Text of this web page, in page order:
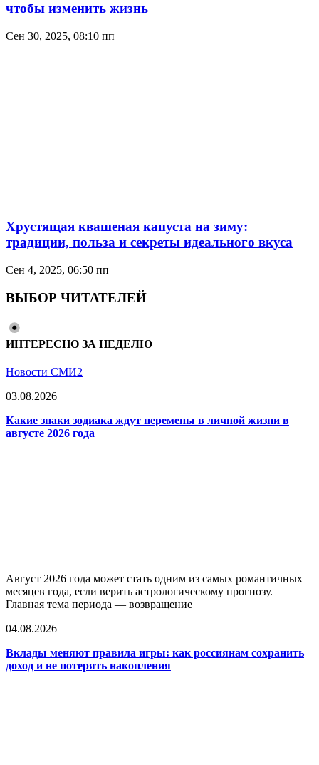
чтобы изменить жизнь
Сен 30, 2025, 08:10 пп
Хрустящая квашеная капуста на зиму:
традиции, польза и секреты идеального вкуса
Сен 4, 2025, 06:50 пп
ВЫБОР ЧИТАТЕЛЕЙ
ИНТЕРЕСНО ЗА НЕДЕЛЮ
Новости СМИ2
03.08.2026
Какие знаки зодиака ждут перемены в личной жизни в
августе 2026 года
Август 2026 года может стать одним из самых романтичных
месяцев года, если верить астрологическому прогнозу.
Главная тема периода — возвращение
04.08.2026
Вклады меняют правила игры: как россиянам сохранить
доход и не потерять накопления